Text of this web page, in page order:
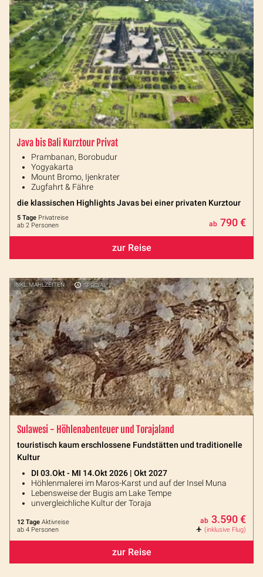
Java bis Bali Kurztour Privat
Prambanan, Borobudur
Yogyakarta
Mount Bromo, Ijenkrater
Zugfahrt & Fähre
die klassischen Highlights Javas bei einer privaten Kurztour
5 Tage Privatreise
ab 2 Personen
ab 790 €
zur Reise
INKL. MAHLZEITEN SPECIAL
Sulawesi - Höhlenabenteuer und Torajaland
touristisch kaum erschlossene Fundstätten und traditionelle
Kultur
DI 03.Okt - MI 14.Okt 2026 | Okt 2027
Höhlenmalerei im Maros-Karst und auf der Insel Muna
Lebensweise der Bugis am Lake Tempe
unvergleichliche Kultur der Toraja
12 Tage Aktivreise
ab 4 Personen
ab 3.590 €
(inklusive Flug)
zur Reise